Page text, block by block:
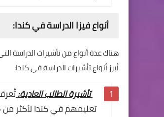
أنواع فيزا الدراسة في كندا:
هناك عدة أنواع من تأشيرات الدراسة
أبرز أنواع تأشيرات الدراسة في كندا:
تأشيرة الطالب العادية:
تعليمهم في كندا لأكثر من 6 أشهر.